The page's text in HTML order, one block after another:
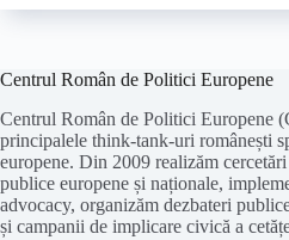
Centrul Român de Politici Europene
Centrul Român de Politici Europene
principalele think-tank-uri românești
europene. Din 2009 realizăm
publice europene și naționale,
advocacy, organizăm dezbateri
și campanii de implicare civică a